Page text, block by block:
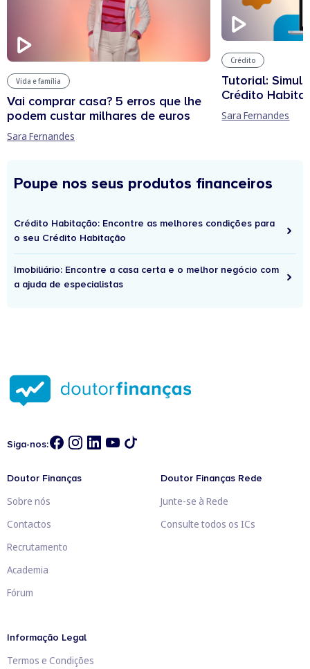
Vida e família
Vai comprar casa? 5 erros que lhe
podem custar milhares de euros
Sara Fernandes
Crédito
Tutorial:
Crédito
Sara Fernandes
Poupe nos seus produtos financeiros
Crédito Habitação: Encontre as melhores condições para
o seu Crédito Habitação
Imobiliário: Encontre a casa certa e o melhor negócio com
a ajuda de especialistas
Siga-nos:
Doutor Finanças
Sobre nós
Contactos
Recrutamento
Academia
Fórum
Doutor Finanças Rede
Junte-se à Rede
Consulte todos os ICs
Informação Legal
Termos e Condições